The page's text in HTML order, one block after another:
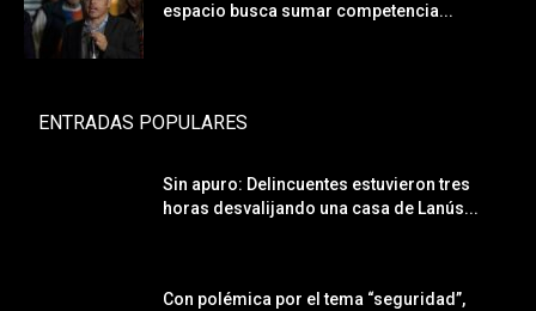
espacio busca sumar competencia...
ENTRADAS POPULARES
Sin apuro: Delincuentes estuvieron tres
horas desvalijando una casa de Lanús...
Con polémica por el tema “seguridad”,